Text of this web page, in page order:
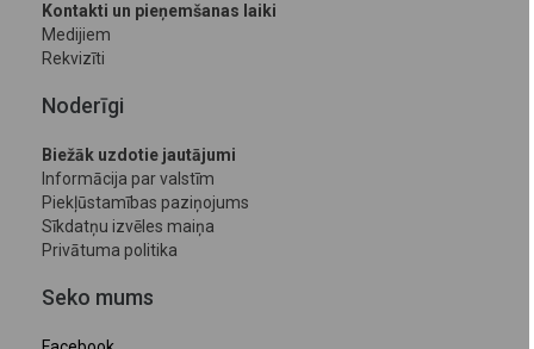
Kontakti un pieņemšanas laiki
Medijiem
Rekvizīti
Noderīgi
Biežāk uzdotie jautājumi
Informācija par valstīm
Piekļūstamības paziņojums
Sīkdatņu izvēles maiņa
Privātuma politika
Seko mums